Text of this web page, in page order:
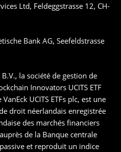
Ltd, Feldeggstrasse 12, CH-
Bank AG, Seefeldstrasse
la société de gestion de
Innovators UCITS ETF
UCITS ETFs plc, est une
droit néerlandais enregistrée
des marchés financiers
de la Banque centrale
et reproduit un indice